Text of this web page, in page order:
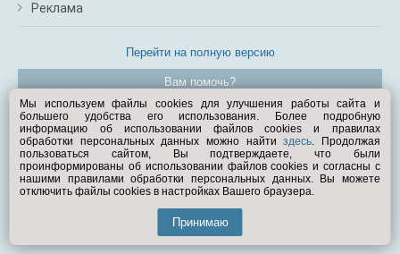
Реклама
Перейти на полную версию
Вам помочь?
© Exist.ru 1998—2026
Мы используем файлы cookies для улучшения работы сайта и
большего удобства его использования. Более подробную
информацию об использовании файлов cookies и правилах
обработки персональных данных можно найтиздесь. Продолжая
пользоваться сайтом, Вы подтверждаете, что были
проинформированы об использовании файлов cookies и согласны с
нашими правилами обработки персональных данных. Вы можете
отключить файлы cookies в настройках Вашего браузера.
Принимаю